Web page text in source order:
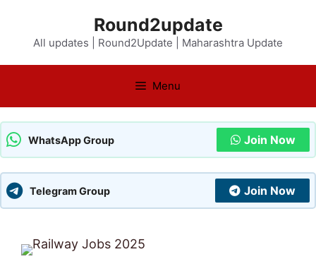
content
Round2update
All updates | Round2Update | Maharashtra Update
Menu
WhatsApp Group Join Now
Telegram Group Join Now